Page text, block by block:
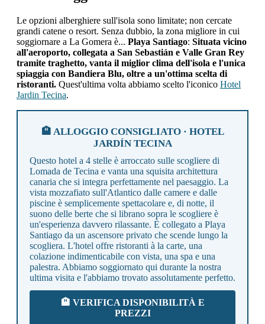
Le opzioni alberghiere sull'isola sono limitate; non cercate
grandi catene o resort. Senza dubbio, la zona migliore in cui
soggiornare a La Gomera è... Playa Santiago: Situata vicino
all'aeroporto, collegata a San Sebastián e Valle Gran Rey
tramite traghetto, vanta il miglior clima dell'isola e l'unica
spiaggia con Bandiera Blu, oltre a un'ottima scelta di
ristoranti. Quest'ultima volta abbiamo scelto l'iconico Hotel
Jardin Tecina.
🏨 ALLOGGIO CONSIGLIATO · HOTEL
JARDÍN TECINA
Questo hotel a 4 stelle è arroccato sulle scogliere di
Lomada de Tecina e vanta una squisita architettura
canaria che si integra perfettamente nel paesaggio. La
vista mozzafiato sull'Atlantico dalle camere e dalle
piscine è semplicemente spettacolare e, di notte, il
suono delle berte che si librano sopra le scogliere è
un'esperienza davvero rilassante. È collegato a Playa
Santiago da un ascensore privato che scende lungo la
scogliera. L'hotel offre ristoranti à la carte, una
colazione indimenticabile con vista, una spa e una
palestra. Abbiamo soggiornato qui durante la nostra
ultima visita e l'abbiamo trovato assolutamente perfetto.
🏨 VERIFICA DISPONIBILITÀ E
PREZZI